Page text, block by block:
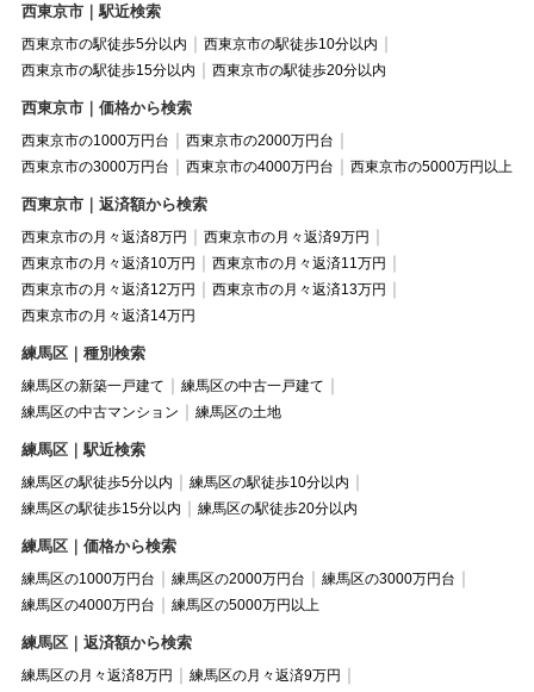
西東京市｜駅近検索
西東京市の駅徒歩5分以内
西東京市の駅徒歩10分以内
西東京市の駅徒歩15分以内
西東京市の駅徒歩20分以内
西東京市｜価格から検索
西東京市の1000万円台
西東京市の2000万円台
西東京市の3000万円台
西東京市の4000万円台 西東京市の5000万円以上
西東京市｜返済額から検索
西東京市の月々返済8万円
西東京市の月々返済9万円
西東京市の月々返済10万円
西東京市の月々返済11万円
西東京市の月々返済12万円
西東京市の月々返済13万円
西東京市の月々返済14万円
練馬区｜種別検索
練馬区の新築一戸建て
練馬区の中古一戸建て
練馬区の中古マンション
練馬区の土地
練馬区｜駅近検索
練馬区の駅徒歩5分以内
練馬区の駅徒歩10分以内
練馬区の駅徒歩15分以内
練馬区の駅徒歩20分以内
練馬区｜価格から検索
練馬区の1000万円台 練馬区の2000万円台
練馬区の3000万円台
練馬区の4000万円台
練馬区の5000万円以上
練馬区｜返済額から検索
練馬区の月々返済8万円
練馬区の月々返済9万円